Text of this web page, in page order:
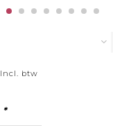
Incl. btw
*